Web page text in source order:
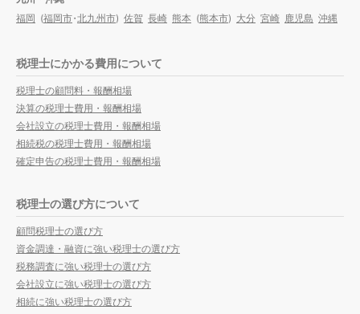
福岡 (福岡市・北九州市) 佐賀 長崎 熊本 (熊本市) 大分 宮崎 鹿児島 沖縄
税理士にかかる費用について
税理士の顧問料・報酬相場
決算の税理士費用・報酬相場
会社設立の税理士費用・報酬相場
相続税の税理士費用・報酬相場
確定申告の税理士費用・報酬相場
税理士の選び方について
顧問税理士の選び方
資金調達・融資に強い税理士の選び方
税務調査に強い税理士の選び方
会社設立に強い税理士の選び方
相続に強い税理士の選び方